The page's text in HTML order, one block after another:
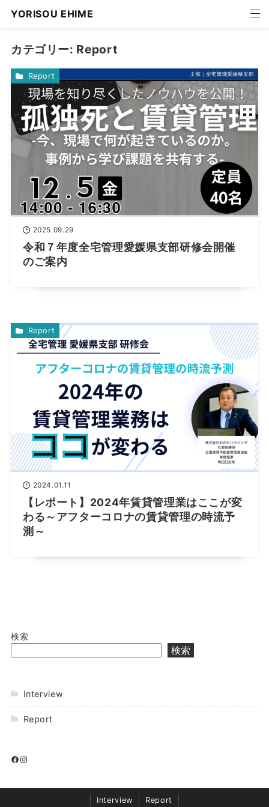
YORISOU EHIME
カテゴリー: Report
2025.09.29
令和７年度全宅管理愛媛県支部研修会開催
のご案内
Report
2024.01.11
【レポート】2024年賃貸管理業はここが変
わる～アフターコロナの賃貸管理の時流予
測～
Report
検索
検索
Interview
Report
Interview Report